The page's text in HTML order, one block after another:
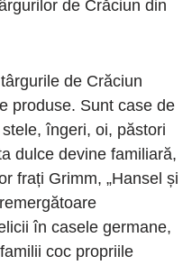
de Crăciun din
de Crăciun
produse. Sunt case de
îngeri, oi, păstori
dulce devine familiară,
frați Grimm, „Hansel și
în casele germane,
coc propriile